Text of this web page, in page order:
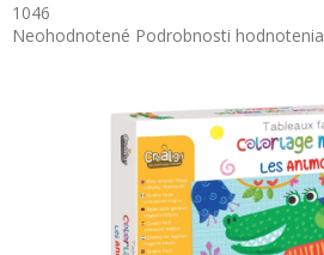
Senzorické
pomôcky
1046
Priemerné
Neohodnotené Podrobnosti hodnotenia